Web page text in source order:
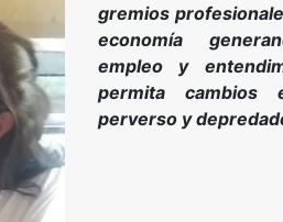
gremios
economía
empleo y
permita cambios
perverso y